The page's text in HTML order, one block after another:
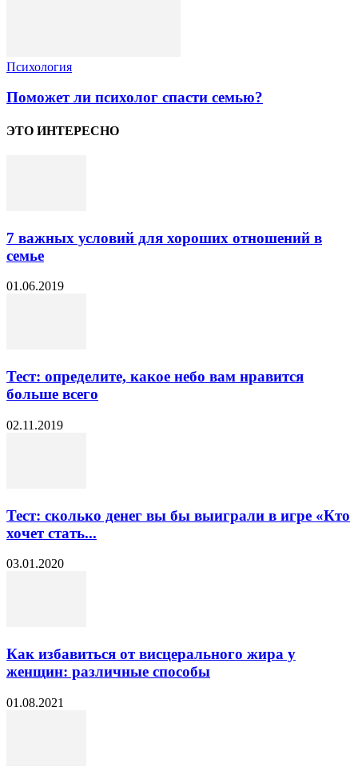
Психология
Поможет ли психолог спасти семью?
ЭТО ИНТЕРЕСНО
7 важных условий для хороших отношений в
семье
01.06.2019
Тест: определите, какое небо вам нравится
больше всего
02.11.2019
Тест: сколько денег вы бы выиграли в игре «Кто
хочет стать...
03.01.2020
Как избавиться от висцерального жира у
женщин: различные способы
01.08.2021